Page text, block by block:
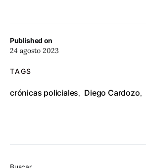
Published on
24 agosto 2023
TAGS
crónicas policiales, Diego Cardozo,